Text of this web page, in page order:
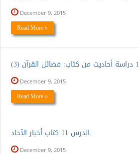
December 9, 2015
Read More »
December 9, 2015
Read More »
الدرس 11 كتاب أخبار الآحاد.
December 9, 2015